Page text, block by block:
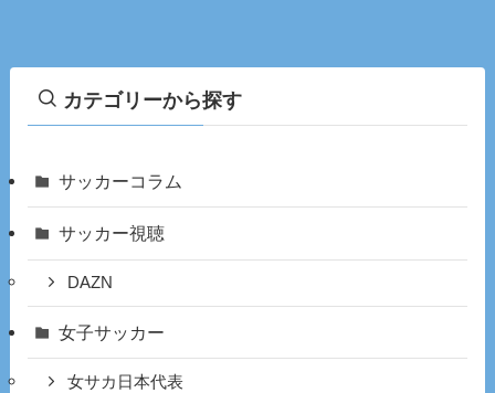
カテゴリーから探す
サッカーコラム
サッカー視聴
DAZN
女子サッカー
女サカ日本代表